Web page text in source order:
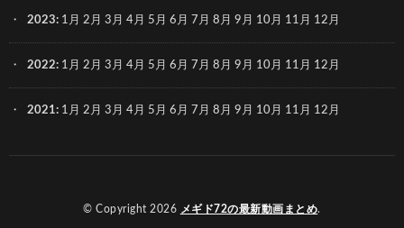
2023: 1月 2月 3月 4月 5月 6月 7月 8月 9月 10月 11月 12月
2022: 1月 2月 3月 4月 5月 6月 7月 8月 9月 10月 11月 12月
2021: 1月 2月 3月 4月 5月 6月 7月 8月 9月 10月 11月 12月
© Copyright 2026 メギド72の最新動画まとめ.